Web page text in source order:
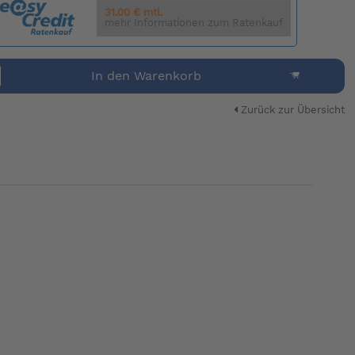
31.00 € mtl.
mehr Informationen zum Ratenkauf
In den Warenkorb
Zurück zur Übersicht